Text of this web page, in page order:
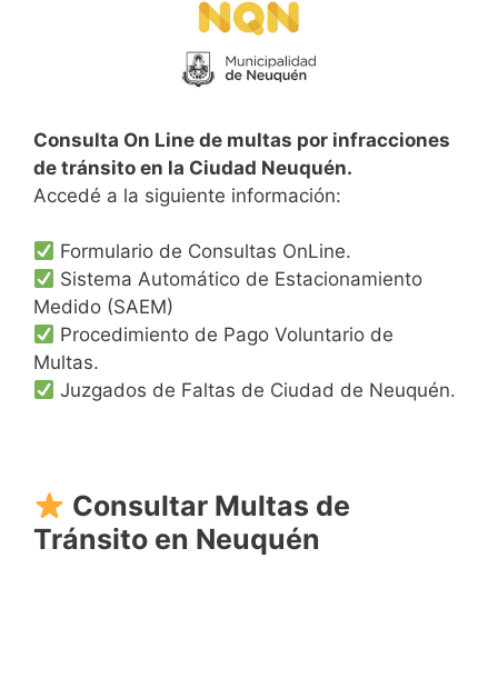
Consulta On Line de multas por infracciones
de tránsito en la Ciudad Neuquén.
Accedé a la siguiente información:
Formulario de Consultas OnLine.
Sistema Automático de Estacionamiento
Medido (SAEM)
Procedimiento de Pago Voluntario de
Multas.
Juzgados de Faltas de Ciudad de Neuquén.
Consultar Multas de
Tránsito en Neuquén